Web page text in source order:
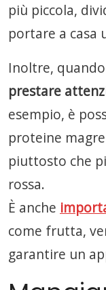
più piccola,
portare a casa
Inoltre,
prestare
esempio, è
proteine
piuttosto che
rossa.
È anche
come frutta,
garantire un